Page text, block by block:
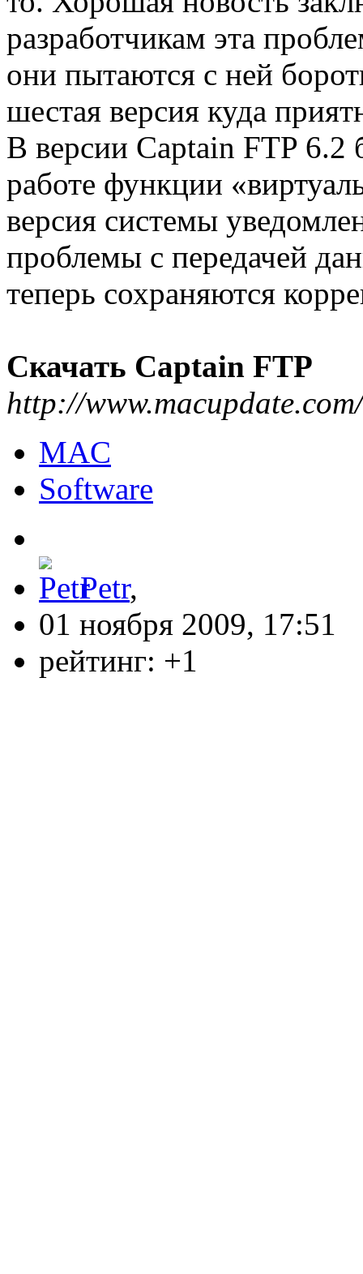
разработчикам эта
они пытаются с ней
шестая версия куда
В версии Captain FTP
работе функции
версия системы
проблемы с передачей
теперь сохраняются
Скачать Captain FTP
http://
MAC
Software
Petr,
01 ноября 2009, 17:51
рейтинг: +1